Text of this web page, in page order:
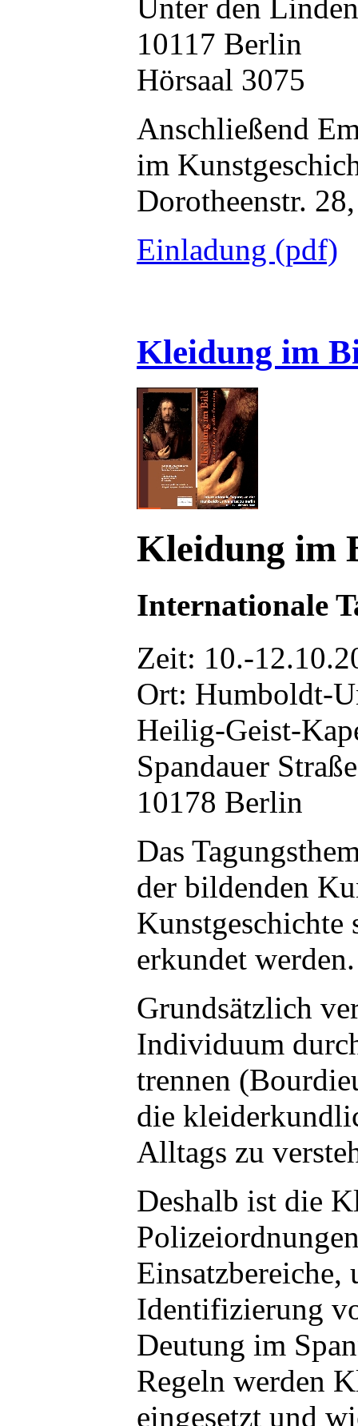
Unter den
10117 Berlin
Hörsaal 3075
Anschließend
im
Dorotheenstr.
Einladung (pdf)
Kleidung im
Kleidung im
Internationale
Zeit: 10.-
Ort:
Heilig-Geist-
Spandauer
10178 Berlin
Das
der bildenden
erkundet werden.
Grundsätzlich
Individuum
trennen
die
Alltags zu
Deshalb ist die
Identifizierung
Deutung im
Regeln werden
eingesetzt und